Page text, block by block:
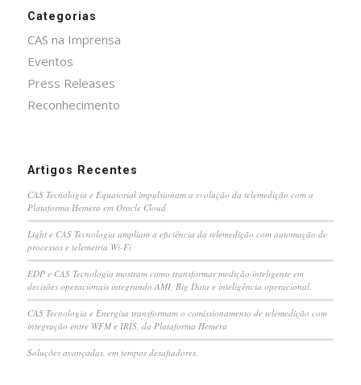
Categorias
CAS na Imprensa
Eventos
Press Releases
Reconhecimento
Artigos Recentes
CAS Tecnologia e Equatorial impulsionam a evolução da telemedição com a
Plataforma Hemera em Oracle Cloud
Light e CAS Tecnologia ampliam a eficiência da telemedição com automação de
processos e telemetria Wi-Fi
EDP e CAS Tecnologia mostram como transformar medição inteligente em
decisões operacionais integrando AMI, Big Data e inteligência operacional.
CAS Tecnologia e Energisa transformam o comissionamento de telemedição com
integração entre WFM e IRIS, da Plataforma Hemera
Soluções avançadas, em tempos desafiadores.